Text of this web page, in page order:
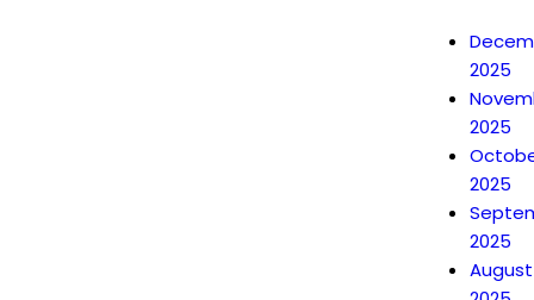
2025
2025
2025
2025
August